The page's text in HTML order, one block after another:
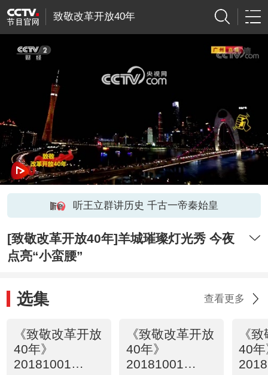
致敬改革开放40年
网络开小差了，请稍后再试
听王立群讲历史 千古一帝秦始皇
[致敬改革开放40年]羊城璀璨灯光秀 今夜
点亮“小蛮腰”
选集 查看更多
《致敬改革开放
40年》
20181001
《致敬改革开放
40年》
20181001
《
40年